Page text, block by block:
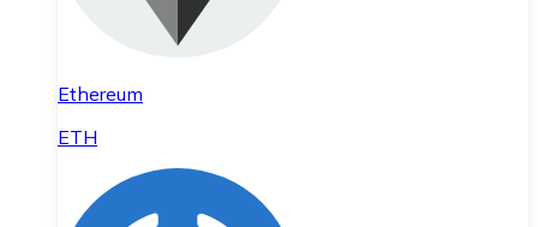
Ethereum
ETH